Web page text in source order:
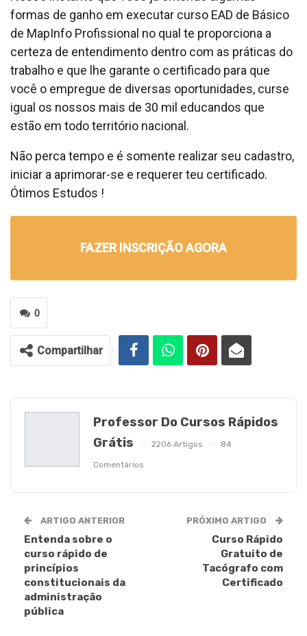
formas de ganho em executar curso EAD de Básico
de MapInfo Profissional no qual te proporciona a
certeza de entendimento dentro com as práticas do
trabalho e que lhe garante o certificado para que
você o empregue de diversas oportunidades, curse
igual os nossos mais de 30 mil educandos que
estão em todo território nacional.
Não perca tempo e é somente realizar seu cadastro,
iniciar a aprimorar-se e requerer teu certificado.
Ótimos Estudos !
FAZER INSCRIÇÃO AGORA
0
Compartilhar
Professor Do Cursos Rápidos
Grátis
2206 Artigos 84
Comentários
ARTIGO ANTERIOR
Entenda sobre o
curso rápido de
princípios
constitucionais da
administração
pública
PRÓXIMO ARTIGO
Curso Rápido
Gratuito de
Tacógrafo com
Certificado